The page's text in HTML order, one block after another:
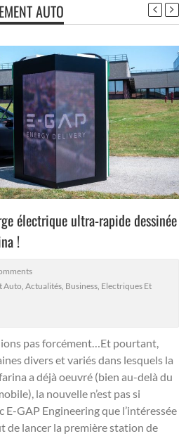
AUTO
électrique ultra-rapide dessinée
!
Auto Actualités Business Electriques Et
pas forcément…Et pourtant,
divers et variés dans lesquels la
a déjà oeuvré (bien au-delà du
la nouvelle n’est pas si
E-GAP Engineering que l’intéressée
de lancer la première station de